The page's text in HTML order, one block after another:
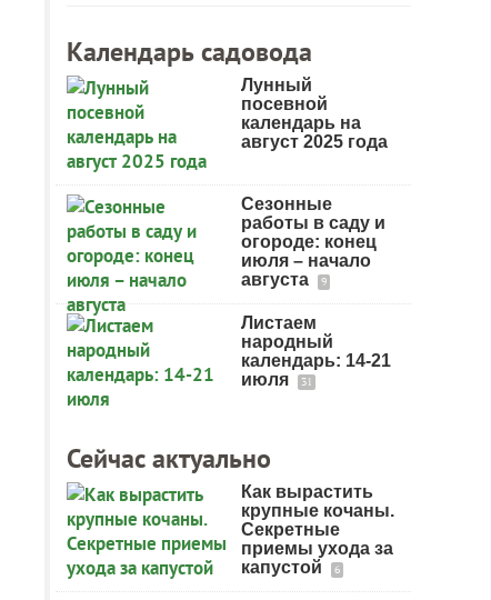
Календарь садовода
Лунный
посевной
календарь на
август 2025 года
Сезонные
работы в саду и
огороде: конец
июля – начало
августа
9
Листаем
народный
календарь: 14-21
июля
31
Сейчас актуально
Как вырастить
крупные кочаны.
Секретные
приемы ухода за
капустой
6